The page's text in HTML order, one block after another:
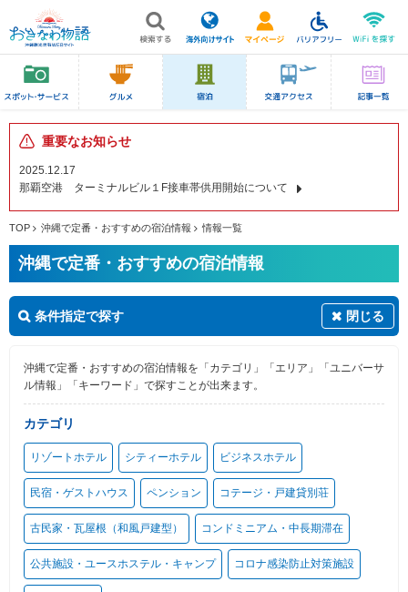
重要なお知らせ
2025.12.17
那覇空港 ターミナルビル１F接車帯供用開始について
TOP 沖縄で定番・おすすめの宿泊情報 情報一覧
沖縄で定番・おすすめの宿泊情報
条件指定で探す 閉じる
沖縄で定番・おすすめの宿泊情報を「カテゴリ」「エリア」「ユニバーサ
ル情報」「キーワード」で探すことが出来ます。
カテゴリ
リゾートホテル シティーホテル ビジネスホテル
民宿・ゲストハウス ペンション コテージ・戸建貸別荘
古民家・瓦屋根（和風戸建型） コンドミニアム・中長期滞在
公共施設・ユースホステル・キャンプ コロナ感染防止対策施設